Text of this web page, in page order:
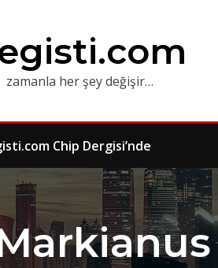
zamanla her şey değişir…
Chip Dergisi’nde